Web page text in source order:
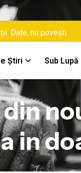
Date, nu povești.
Știri Sub Lupă
in